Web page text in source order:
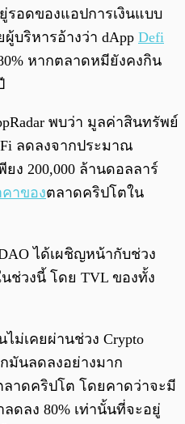
รอดของแอปการเงินแบบ
ผู้บริหารอ้างว่า dApp Defi
หากตลาดหมียังคงกิน
พบว่า มูลค่าสินทรัพย์
ลดลงจากประมาณ
ยง 200,000 ล้านดอลลาร์
าของตลาดคริปโตใน
ได้เผชิญหน้ากับช่วง
ช่วงนี้ โดย TVL ของทั้ง
ไม่เคยผ่านช่วง Crypto
มันลดลงอย่างมาก
าดคริปโต โดยคาดว่าจะมี
ดลง 80% เท่านั้นที่จะอยู่